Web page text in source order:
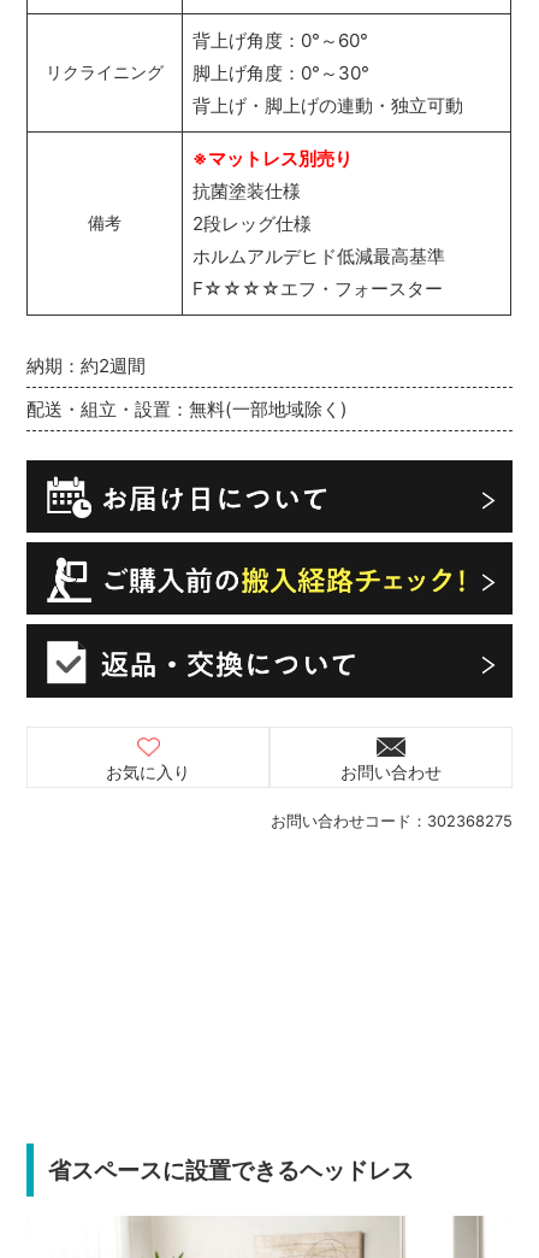
お問い合わせコード： 302368275
納期：約2週間
配送・組立・設置：無料(一部地域除く)
お気に入り お問い合わせ
省スペースに設置できるヘッドレス
リクライニング
背上げ角度：0°～60°
脚上げ角度：0°～30°
背上げ・脚上げの連動・独立可動
備考
※マットレス別売り
抗菌塗装仕様
2段レッグ仕様
ホルムアルデヒド低減最高基準
F☆☆☆☆エフ・フォースター